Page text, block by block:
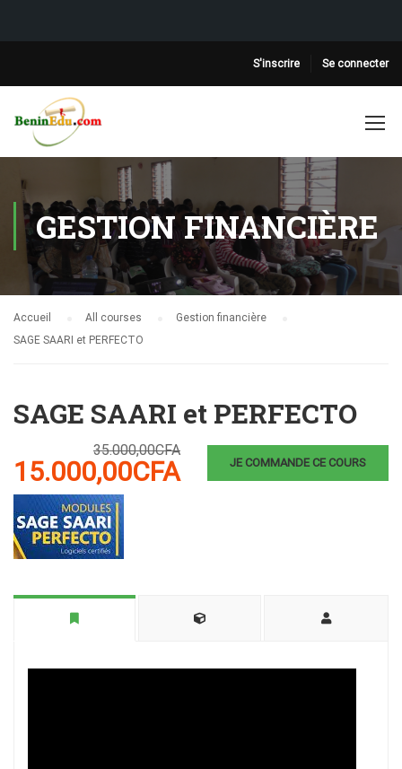
S'inscrire Se connecter
GESTION FINANCIÈRE
Accueil All courses
Gestion financière
SAGE SAARI et PERFECTO
SAGE SAARI et PERFECTO
35.000,00CFA
15.000,00CFA JE COMMANDE CE COURS